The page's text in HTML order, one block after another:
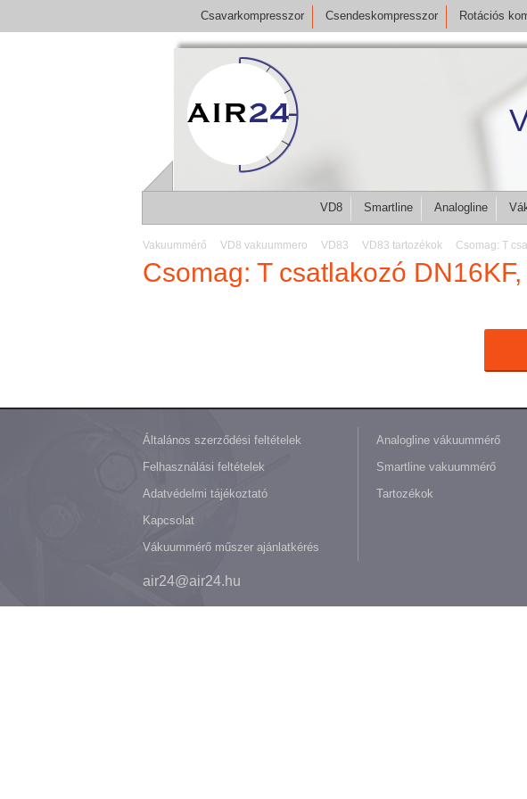
Csavarkompresszor Csendeskompresszor Rotációs
VD8 Smartline Analogline
Vakuummérő VD8 vakuummero VD83 VD83 tartozékok Csomag: T
Csomag: T csatlakozó
Általános szerződési feltételek
Felhasználási feltételek
Adatvédelmi tájékoztató
Kapcsolat
Vákuummérő műszer ajánlatkérés
Analogline vákuummérő
Smartline vakuummérő
Tartozékok
air24@air24.hu